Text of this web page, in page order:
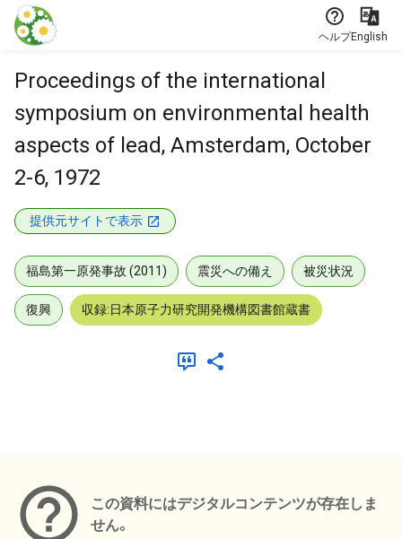
本文に飛ぶ
ヘルプEnglish
Proceedings of the international
symposium on environmental health
aspects of lead, Amsterdam, October
2-6, 1972
提供元サイトで表示
福島第一原発事故 (2011) 震災への備え 被災状況
復興 収録:日本原子力研究開発機構図書館蔵書
この資料にはデジタルコンテンツが存在しま
せん。